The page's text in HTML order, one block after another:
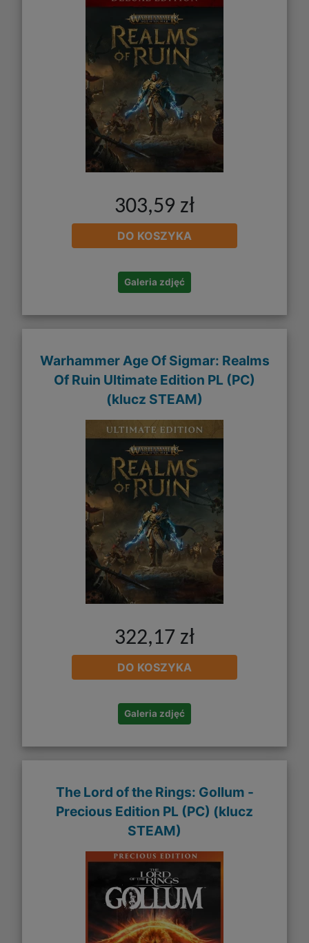
303,59 zł
DO KOSZYKA
Galeria zdjęć
Warhammer Age Of Sigmar: Realms
Of Ruin Ultimate Edition PL (PC)
(klucz STEAM)
322,17 zł
DO KOSZYKA
Galeria zdjęć
The Lord of the Rings: Gollum -
Precious Edition PL (PC) (klucz
STEAM)